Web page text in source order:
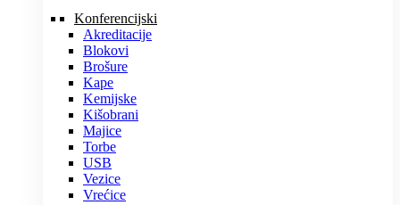
Konferencijski
Akreditacije
Blokovi
Brošure
Kape
Kemijske
Kišobrani
Majice
Torbe
USB
Vezice
Vrećice